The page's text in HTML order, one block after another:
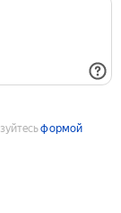
формой